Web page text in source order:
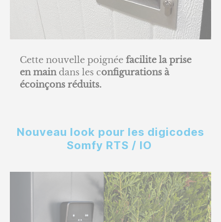
Cette nouvelle poignée facilite la prise
en maindans les configurations à
écoinçons réduits.
Nouveau look pour les digicodes
Somfy RTS / IO